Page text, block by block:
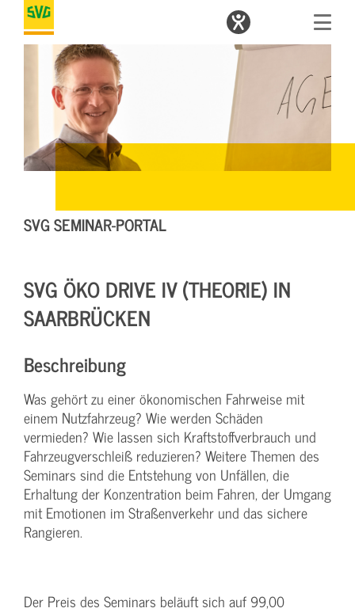
SVG SEMINAR-PORTAL
SVG ÖKO DRIVE IV (THEORIE) IN
SAARBRÜCKEN
Beschreibung
Was gehört zu einer ökonomischen Fahrweise mit
einem Nutzfahrzeug? Wie werden Schäden
vermieden? Wie lassen sich Kraftstoffverbrauch und
Fahrzeugverschleiß reduzieren? Weitere Themen des
Seminars sind die Entstehung von Unfällen, die
Erhaltung der Konzentration beim Fahren, der Umgang
mit Emotionen im Straßenverkehr und das sichere
Rangieren.
Der Preis des Seminars beläuft sich auf 99,00